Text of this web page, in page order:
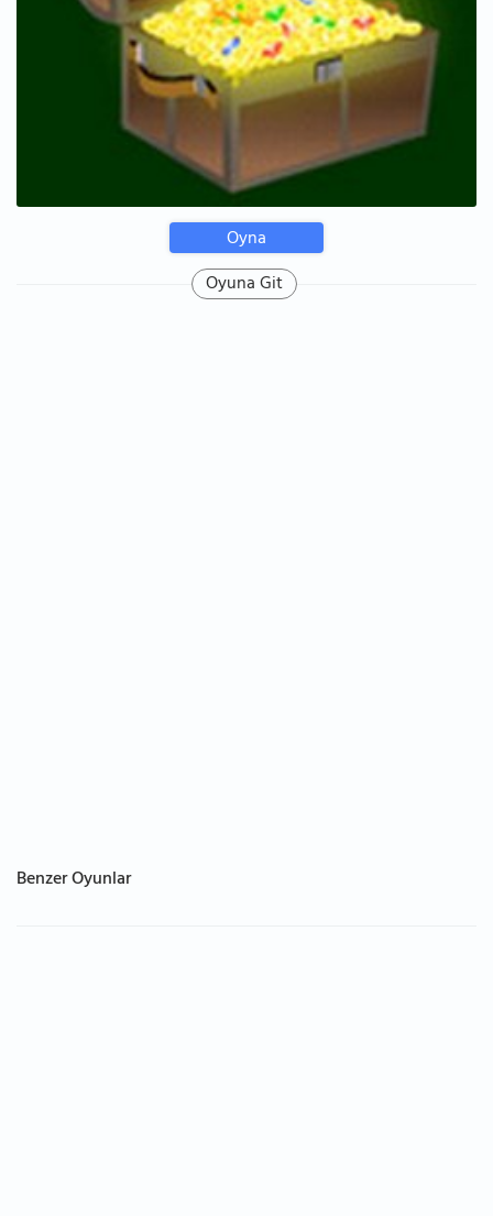
Oyna
Oyuna Git
Benzer Oyunlar